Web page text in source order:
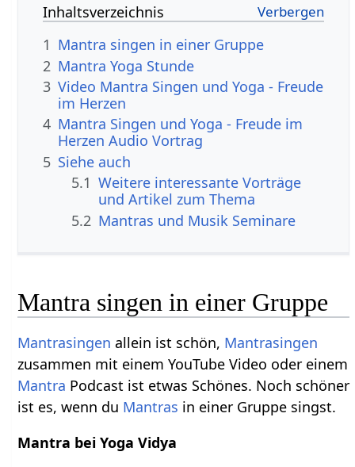
Inhaltsverzeichnis
1 Mantra singen in einer Gruppe
2 Mantra Yoga Stunde
3 Video Mantra Singen und Yoga - Freude
im Herzen
4 Mantra Singen und Yoga - Freude im
Herzen Audio Vortrag
5 Siehe auch
5.1 Weitere interessante Vorträge
und Artikel zum Thema
5.2 Mantras und Musik Seminare
Mantra singen in einer Gruppe
Mantrasingen allein ist schön, Mantrasingen
zusammen mit einem YouTube Video oder einem
Mantra Podcast ist etwas Schönes. Noch schöner
ist es, wenn du Mantras in einer Gruppe singst.
Mantra bei Yoga Vidya